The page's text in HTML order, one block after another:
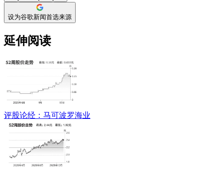
设为谷歌新闻首选来源
延伸阅读
评股论经：马可波罗海业